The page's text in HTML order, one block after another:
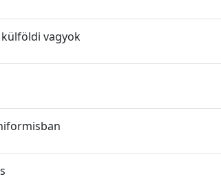
külföldi vagyok